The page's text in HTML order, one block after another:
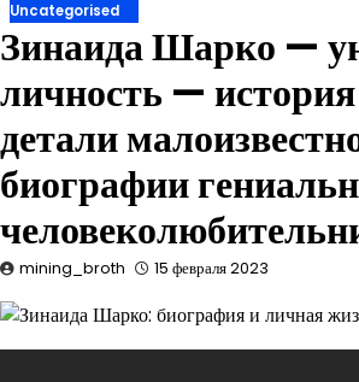
Uncategorised
Зинаида Шарко —
личность —
детали
биографии
mining_broth 15 февраля 2023